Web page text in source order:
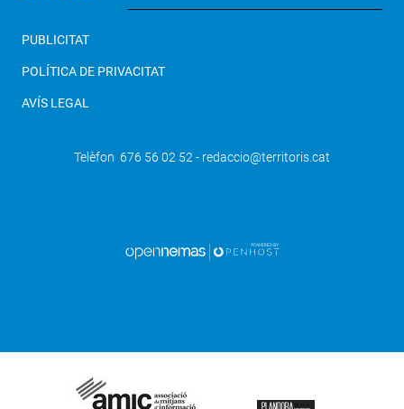
PUBLICITAT
POLÍTICA DE PRIVACITAT
AVÍS LEGAL
Telèfon 676 56 02 52 - redaccio@territoris.cat